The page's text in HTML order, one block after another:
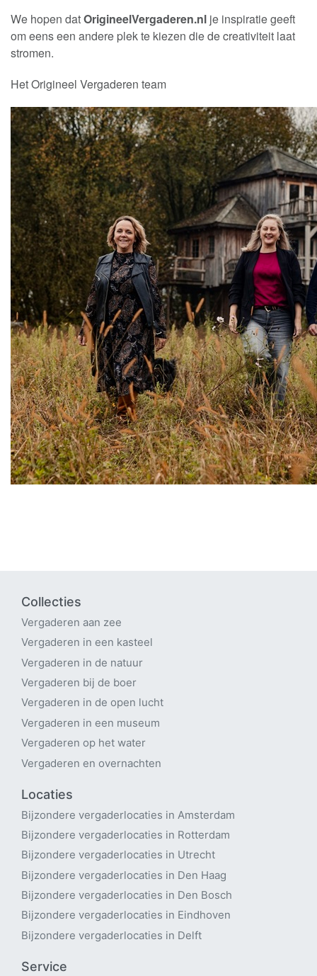
We hopen datOrigineelVergaderen.nl je inspiratie geeft
om eens een andere plek te kiezen die de creativiteit laat
stromen.
Het Origineel Vergaderen team
Collecties
Vergaderen aan zee
Vergaderen in een kasteel
Vergaderen in de natuur
Vergaderen bij de boer
Vergaderen in de open lucht
Vergaderen in een museum
Vergaderen op het water
Vergaderen en overnachten
Locaties
Bijzondere vergaderlocaties in Amsterdam
Bijzondere vergaderlocaties in Rotterdam
Bijzondere vergaderlocaties in Utrecht
Bijzondere vergaderlocaties in Den Haag
Bijzondere vergaderlocaties in Den Bosch
Bijzondere vergaderlocaties in Eindhoven
Bijzondere vergaderlocaties in Delft
Service